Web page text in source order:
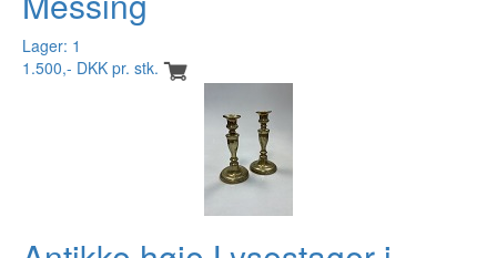
Lager: 1
1.500,- DKK pr. stk.